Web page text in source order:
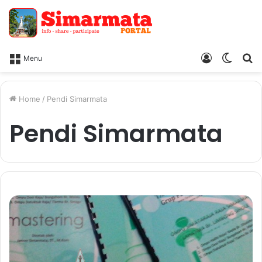
Menu
Switch
Log
Home / Pendi Simarmata
Pendi Simarmata